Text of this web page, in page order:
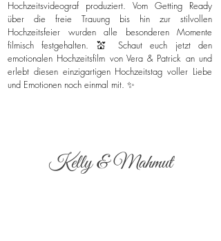
Hochzeitsvideograf produziert. Vom Getting Ready
über die freie Trauung bis hin zur stilvollen
Hochzeitsfeier wurden alle besonderen Momente
filmisch festgehalten. 💒 Schaut euch jetzt den
emotionalen Hochzeitsfilm von Vera & Patrick an und
erlebt diesen einzigartigen Hochzeitstag voller Liebe
und Emotionen noch einmal mit. ✨
Kelly & Mahmut